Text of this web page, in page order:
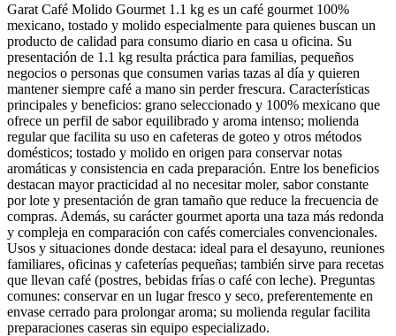
Garat Café Molido Gourmet 1.1 kg es un café gourmet 100%
mexicano, tostado y molido especialmente para quienes buscan un
producto de calidad para consumo diario en casa u oficina. Su
presentación de 1.1 kg resulta práctica para familias, pequeños
negocios o personas que consumen varias tazas al día y quieren
mantener siempre café a mano sin perder frescura. Características
principales y beneficios: grano seleccionado y 100% mexicano que
ofrece un perfil de sabor equilibrado y aroma intenso; molienda
regular que facilita su uso en cafeteras de goteo y otros métodos
domésticos; tostado y molido en origen para conservar notas
aromáticas y consistencia en cada preparación. Entre los beneficios
destacan mayor practicidad al no necesitar moler, sabor constante
por lote y presentación de gran tamaño que reduce la frecuencia de
compras. Además, su carácter gourmet aporta una taza más redonda
y compleja en comparación con cafés comerciales convencionales.
Usos y situaciones donde destaca: ideal para el desayuno, reuniones
familiares, oficinas y cafeterías pequeñas; también sirve para recetas
que llevan café (postres, bebidas frías o café con leche). Preguntas
comunes: conservar en un lugar fresco y seco, preferentemente en
envase cerrado para prolongar aroma; su molienda regular facilita
preparaciones caseras sin equipo especializado.